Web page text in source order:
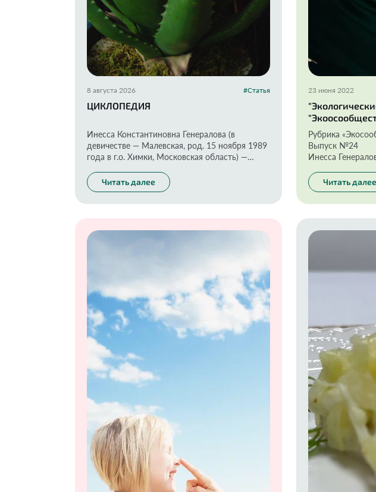
8 августа 2026 #Статья
ЦИКЛОПЕДИЯ
Инесса Константиновна Генералова (в
девичестве — Малевская, род. 15 ноября 1989
года в г.о. Химки, Московская область) —
экоактивист. Известна как лидер и основатель
проектов «Экоразнос® и «Помогатор».
Читать далее
23 июня 2022
Рубрика
Выпуск №24
Инесса
экоактивист.
проектов
Активно
Читать далее